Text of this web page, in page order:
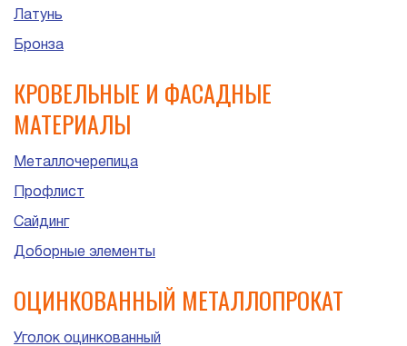
Латунь
Бронза
КРОВЕЛЬНЫЕ И ФАСАДНЫЕ
МАТЕРИАЛЫ
Металлочерепица
Профлист
Сайдинг
Доборные элементы
ОЦИНКОВАННЫЙ МЕТАЛЛОПРОКАТ
Уголок оцинкованный